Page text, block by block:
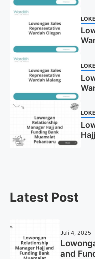
Latest Post
Juli 4, 2025
and